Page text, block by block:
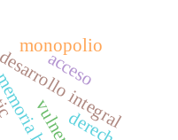
integral
monopolio
acceso